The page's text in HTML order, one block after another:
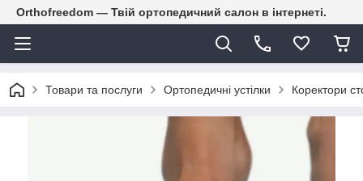
Orthofreedom — Твій ортопедичний салон в інтернеті.
Товари та послуги Ортопедичні устілки Коректори